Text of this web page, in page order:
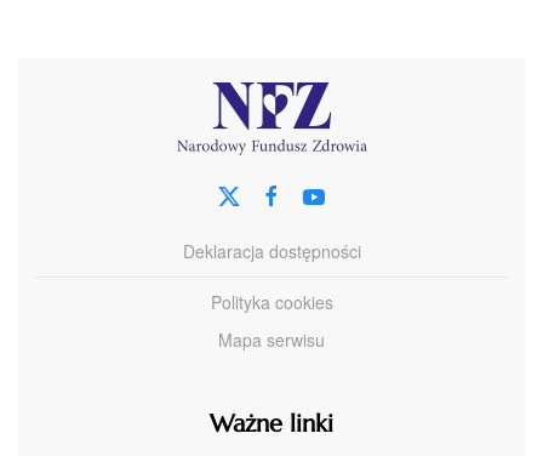
Deklaracja dostępności
Polityka cookies
Mapa serwisu
Ważne linki